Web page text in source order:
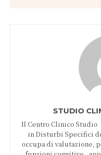
STUDIO
Il Centro Clinico
in Disturbi Specifici
occupa di valutazione,